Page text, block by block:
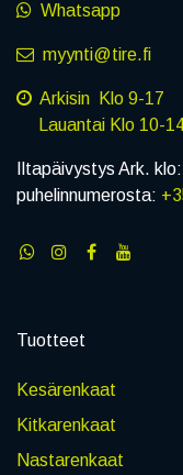
Whatsapp
myynti@tire.fi
Arkisin Klo 9-17
Lauantai Klo 10-
Iltapäivystys Ark.
puhelinnumerosta:
Tuotteet
Kesärenkaat
Kitkarenkaat
Nastarenkaat